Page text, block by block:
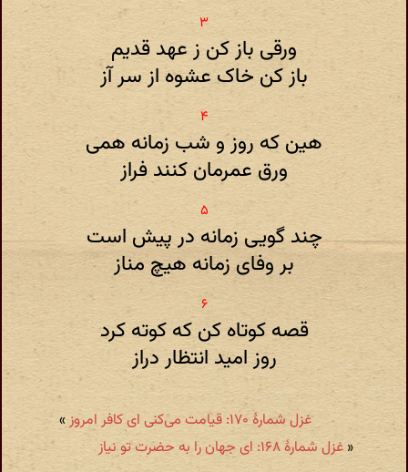
ورقی باز کن ز عهد قدیم
باز کن خاک عشوه از سر آز
هین که روز و شب زمانه همی
ورق عمرمان کنند فراز
چند گویی زمانه در پیش است
بر وفای زمانه هیچ مناز
قصه کوتاه کن که کوته کرد
روز امید انتظار دراز
غزل شمارهٔ ۱۷۰: قیامت می‌کنی ای کافر امروز
»
« غزل شمارهٔ ۱۶۸: ای جهان را به حضرت تو نیاز